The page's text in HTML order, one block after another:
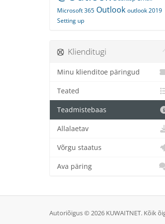
Microsoft 365 Outlook outlook 2019
Setting up
Klienditugi
Minu klienditoe päringud
Teated
Teadmistebaas
Allalaetav
Võrgu staatus
Ava päring
Autoriõigus © 2026 KUWAITNET. Kõik